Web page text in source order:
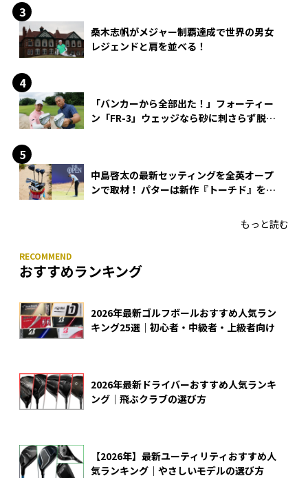
桑木志帆がメジャー制覇達成で世界の男女
レジェンドと肩を並べる！
「バンカーから全部出た！」フォーティー
ン「FR-3」ウェッジなら砂に刺さらず脱出
中島啓太の最新セッティングを全英オープ
ンで取材！ パターは新作『トーチド』を投
もっと読む
おすすめランキング
2026年最新ゴルフボールおすすめ人気ラン
キング25選｜初心者・中級者・上級者向け
2026年最新ドライバーおすすめ人気ランキ
ング｜飛ぶクラブの選び方
【2026年】最新ユーティリティおすすめ人
気ランキング｜やさしいモデルの選び方